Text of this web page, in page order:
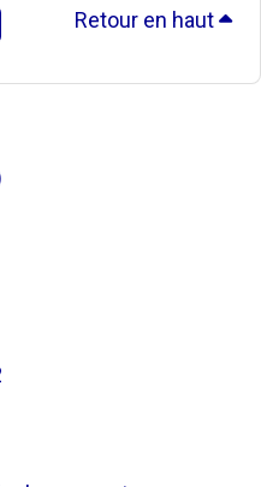
Retour en haut